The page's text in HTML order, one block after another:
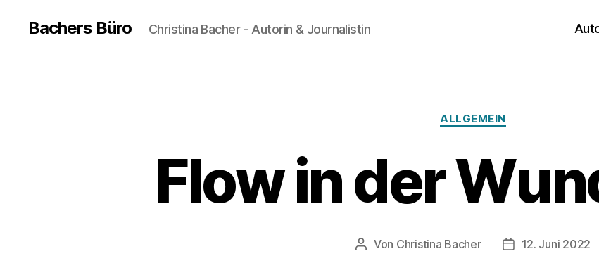
Bachers Büro Christina Bacher - Autorin & Journalistin
Kategorien
ALLGEMEIN
Flow in der
Beitragsautor
Von Christina Bacher 12. Juni 2022